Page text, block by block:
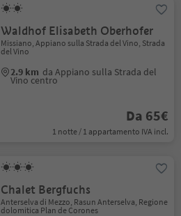
Waldhof Elisabeth Oberhofer
Missiano, Appiano sulla Strada del Vino, Strada
del Vino
2.9 km da Appiano sulla Strada del
Vino centro
Da 65€
1 notte / 1 appartamento IVA incl.
Chalet Bergfuchs
Anterselva di Mezzo, Rasun Anterselva, Regione
dolomitica Plan de Corones